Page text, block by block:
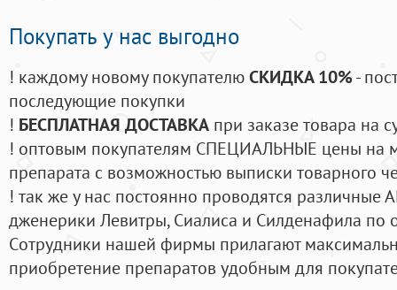
Покупать у нас выгодно
! каждому новому покупателюСКИДКА 10%-
последующие покупки
! БЕСПЛАТНАЯ ДОСТАВКА при заказе товара на
! оптовым покупателям СПЕЦИАЛЬНЫЕ цены на
препарата с возможностью выписки товарного
! так же у нас постоянно проводятся
дженерики Левитры, Сиалиса и Силденафила по
Cотрудники нашей фирмы прилагают
приобретение препаратов удобным для